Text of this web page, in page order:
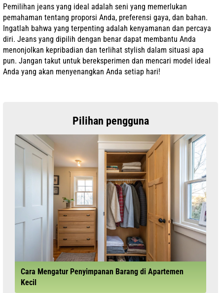
Pemilihan jeans yang ideal adalah seni yang memerlukan
pemahaman tentang proporsi Anda, preferensi gaya, dan bahan.
Ingatlah bahwa yang terpenting adalah kenyamanan dan percaya
diri. Jeans yang dipilih dengan benar dapat membantu Anda
menonjolkan kepribadian dan terlihat stylish dalam situasi apa
pun. Jangan takut untuk bereksperimen dan mencari model ideal
Anda yang akan menyenangkan Anda setiap hari!
Pilihan pengguna
Cara Mengatur Penyimpanan Barang di Apartemen
Kecil